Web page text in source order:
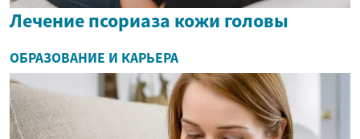
Лечение псориаза кожи головы
ОБРАЗОВАНИЕ И КАРЬЕРА